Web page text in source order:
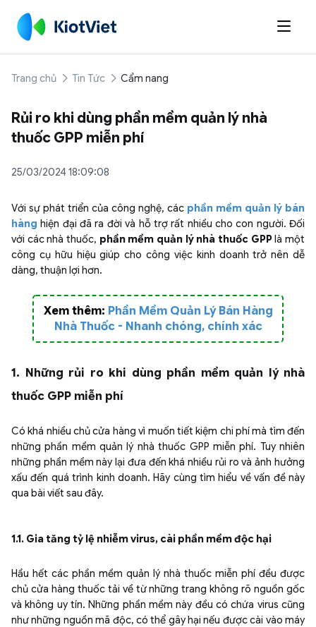

Trang chủ Tin Tức Cẩm nang
Rủi ro khi dùng phần mềm quản lý nhà
thuốc GPP miễn phí
25/03/2024 18:09:08
Với sự phát triển của công nghệ, các phần mềm quản lý bán
hàng hiện đại đã ra đời và hỗ trợ rất nhiều cho con người. Đối
với các nhà thuốc, phần mềm quản lý nhà thuốc GPPlà một
công cụ hữu hiệu giúp cho công việc kinh doanh trở nên dễ
dàng, thuận lợi hơn.
Xem thêm: Phần Mềm Quản Lý Bán Hàng
Nhà Thuốc - Nhanh chóng, chính xác
1. Những rủi ro khi dùng phần mềm quản lý nhà
thuốc GPP miễn phí
Có khá nhiều chủ cửa hàng vì muốn tiết kiệm chi phí mà tìm đến
những phần mềm quản lý nhà thuốc GPP miễn phí. Tuy nhiên
những phần mềm này lại đưa đến khá nhiều rủi ro và ảnh hưởng
xấu đến quá trình kinh doanh. Hãy cùng tìm hiểu về vấn đề này
qua bài viết sau đây.
1.1. Gia tăng tỷ lệ nhiễm virus, cài phần mềm độc hại
Hầu hết các phần mềm quản lý nhà thuốc miễn phí đều được
chủ cửa hàng thuốc tải về từ những trang không rõ nguồn gốc
và không uy tín. Những phần mềm này đều có chứa virus cũng
như những nguồn mã độc, có thể gây hại nếu được cài vào máy